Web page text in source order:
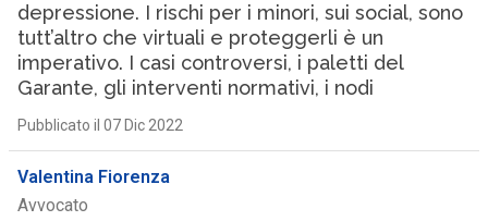
depressione. I rischi per i minori, sui social, sono
tutt’altro che virtuali e proteggerli è un
imperativo. I casi controversi, i paletti del
Garante, gli interventi normativi, i nodi
Pubblicato il 07 Dic 2022
Valentina Fiorenza
Avvocato